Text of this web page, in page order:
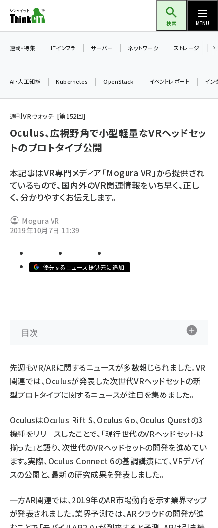
ン
ツ
検索 MENU
加藤銘のチーム貢献～仲間と築いた勝利の絆～ (2297)
iot女子会 (2248)
drupal (1929)
genai (1468)
abc123 (1341)
ai crunch (1340)
連載・特集 ITインフラ サーバー ネットワーク ストレージ
AI・人工知能 Kubernetes OpenStack イベントレポート イン
週刊VRウォッチ 第152回
Oculus、広視野角で小型軽量なVRヘッドセッ
トのプロトタイプ公開
本記事はVR専門メディア「Mogura VR」から提供され
ているもので、国内外のVR関連情報をいち早く、正し
く、分かりやすくお伝えします。
Mogura VR
2019年10月7日 11:39
優先するニュース提供元に追加
目次
先週もVR/ARに関するニュースが多数報じられました。VR
関連では、Oculusが発表した次世代VRヘッドセットの新
型プロトタイプに関するニュースが注目を集めました。
OculusはOculus Rift S、Oculus Go、Oculus Questの3
機種をリリースしたことで、「現行世代のVRヘッドセットは
揃った」と語り、次世代のVRヘッドセットの開発を進めてい
ます。実際、Oculus Connect 6の基調講演にて、VRデバイ
スの公開と、最新の研究成果を発表しました。
一方AR関連では、2019年のAR市場動向を示す業界マップ
が発表されました。業界予測では、ARクラウドの開発が進